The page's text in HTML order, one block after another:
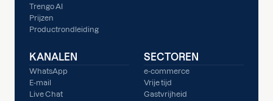
Trengo AI
Prijzen
Productrondleiding
KANALEN
WhatsApp
E-mail
Live Chat
SECTOREN
e-commerce
Vrije tijd
Gastvrijheid